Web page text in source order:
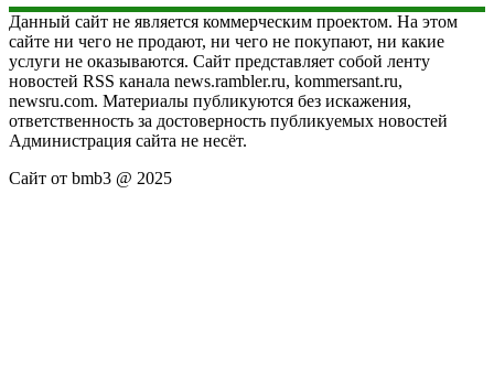
Данный сайт не является коммерческим проектом. На этом
сайте ни чего не продают, ни чего не покупают, ни какие
услуги не оказываются. Сайт представляет собой ленту
новостей RSS канала news.rambler.ru, kommersant.ru,
newsru.com. Материалы публикуются без искажения,
ответственность за достоверность публикуемых новостей
Администрация сайта не несёт.
Сайт от bmb3 @ 2025